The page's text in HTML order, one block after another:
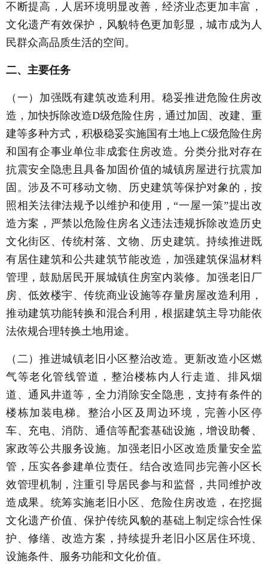
不断提高，人居环境明显改善，经济业态更加丰富，
文化遗产有效保护，风貌特色更加彰显，城市成为人
民群众高品质生活的空间。
二、主要任务
（一）加强既有建筑改造利用。稳妥推进危险住房改
造，加快拆除改造D级危险住房，通过加固、改建、重
建等多种方式，积极稳妥实施国有土地上C级危险住房
和国有企事业单位非成套住房改造。分类分批对存在
抗震安全隐患且具备加固价值的城镇房屋进行抗震加
固。涉及不可移动文物、历史建筑等保护对象的，按
照相关法律法规予以维护和使用，“一屋一策”提出改
造方案，严禁以危险住房名义违法违规拆除改造历史
文化街区、传统村落、文物、历史建筑。持续推进既
有居住建筑和公共建筑节能改造，加强建筑保温材料
管理，鼓励居民开展城镇住房室内装修。加强老旧厂
房、低效楼宇、传统商业设施等存量房屋改造利用，
推动建筑功能转换和混合利用，根据建筑主导功能依
法依规合理转换土地用途。
（二）推进城镇老旧小区整治改造。更新改造小区燃
气等老化管线管道，整治楼栋内人行走道、排风烟
道、通风井道等，全力消除安全隐患，支持有条件的
楼栋加装电梯。整治小区及周边环境，完善小区停
车、充电、消防、通信等配套基础设施，增设助餐、
家政等公共服务设施。加强老旧小区改造质量安全监
管，压实各参建单位责任。结合改造同步完善小区长
效管理机制，注重引导居民参与和监督，共同维护改
造成果。统筹实施老旧小区、危险住房改造，在挖掘
文化遗产价值、保护传统风貌的基础上制定综合性保
护、修缮、改造方案，持续提升老旧小区居住环境、
设施条件、服务功能和文化价值。